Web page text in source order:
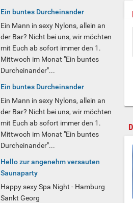
Ein buntes Durcheinander
Ein Mann in sexy Nylons, allein an
der Bar? Nicht bei uns, wir möchten
mit Euch ab sofort immer den 1.
Mittwoch im Monat "Ein buntes
Durcheinander"...
Ein buntes Durcheinander
Ein Mann in sexy Nylons, allein an
der Bar? Nicht bei uns, wir möchten
mit Euch ab sofort immer den 1.
Mittwoch im Monat "Ein buntes
Durcheinander"...
Hello zur angenehm versauten
Saunaparty
Happy sexy Spa Night - Hamburg
Sankt Georg